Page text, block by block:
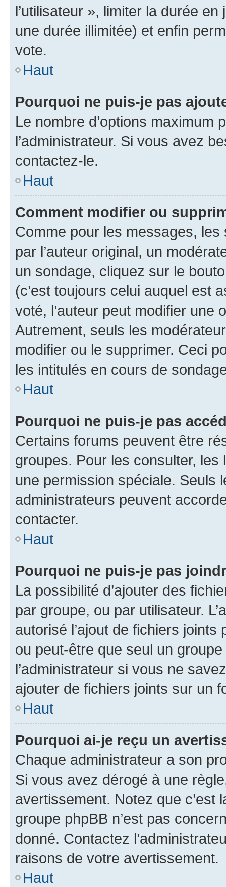
l’utilisateur », limiter la durée
une durée illimitée) et enfin
vote.
Haut
Pourquoi ne puis-je pas
Le nombre d’options maximum
l’administrateur. Si vous avez
contactez-le.
Haut
Comment modifier ou
Comme pour les messages,
par l’auteur original, un
un sondage, cliquez sur le
(c’est toujours celui auquel est
voté, l’auteur peut modifier une
Autrement, seuls les
modifier ou le supprimer. Ceci
les intitulés en cours de
Haut
Pourquoi ne puis-je pas
Certains forums peuvent être
groupes. Pour les consulter,
une permission spéciale. Seuls
administrateurs peuvent
contacter.
Haut
Pourquoi ne puis-je pas
La possibilité d’ajouter des
par groupe, ou par utilisateur.
autorisé l’ajout de fichiers
ou peut-être que seul un
l’administrateur si vous ne
ajouter de fichiers joints sur un
Haut
Pourquoi ai-je reçu un
Chaque administrateur a son
Si vous avez dérogé à une
avertissement. Notez que c’est
groupe phpBB n’est pas
donné. Contactez
raisons de votre avertissement.
Haut